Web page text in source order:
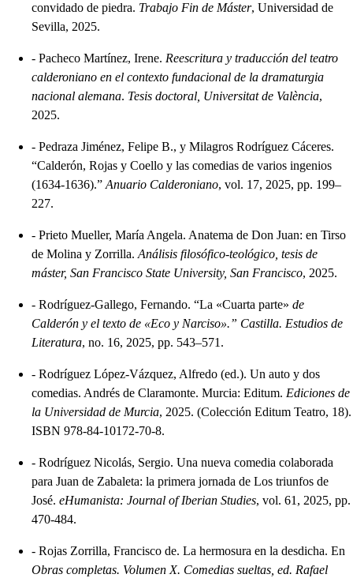
convidado de piedra. Trabajo Fin de Máster, Universidad de
Sevilla, 2025.
- Pacheco Martínez, Irene. Reescritura y traducción del teatro
calderoniano en el contexto fundacional de la dramaturgia
nacional alemana. Tesis doctoral, Universitat de València,
2025.
- Pedraza Jiménez, Felipe B., y Milagros Rodríguez Cáceres.
“Calderón, Rojas y Coello y las comedias de varios ingenios
(1634-1636).” Anuario Calderoniano, vol. 17, 2025, pp. 199–
227.
- Prieto Mueller, María Angela. Anatema de Don Juan: en Tirso
de Molina y Zorrilla. Análisis filosófico-teológico, tesis de
máster, San Francisco State University, San Francisco, 2025.
- Rodríguez-Gallego, Fernando. “La «Cuarta parte» de
Calderón y el texto de «Eco y Narciso».” Castilla. Estudios de
Literatura, no. 16, 2025, pp. 543–571.
- Rodríguez López-Vázquez, Alfredo (ed.). Un auto y dos
comedias. Andrés de Claramonte. Murcia: Editum. Ediciones de
la Universidad de Murcia, 2025. (Colección Editum Teatro, 18).
ISBN 978-84-10172-70-8.
- Rodríguez Nicolás, Sergio. Una nueva comedia colaborada
para Juan de Zabaleta: la primera jornada de Los triunfos de
José. eHumanista: Journal of Iberian Studies, vol. 61, 2025, pp.
470-484.
- Rojas Zorrilla, Francisco de. La hermosura en la desdicha. En
Obras completas. Volumen X. Comedias sueltas, ed. Rafael